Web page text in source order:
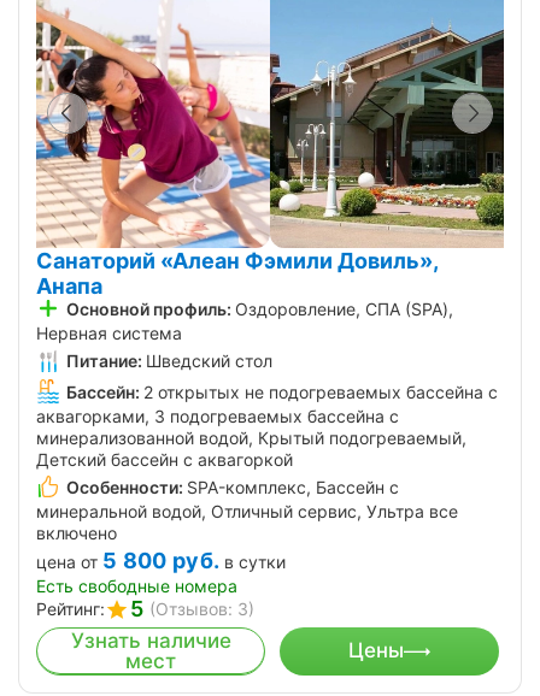
Санаторий «Алеан Фэмили Довиль»,
Анапа
Основной профиль: Оздоровление, СПА (SPA),
Нервная система
Питание: Шведский стол
Бассейн: 2 открытых не подогреваемых бассейна с
аквагорками, 3 подогреваемых бассейна с
минерализованной водой, Крытый подогреваемый,
Детский бассейн с аквагоркой
Особенности: SPA-комплекс, Бассейн с
минеральной водой, Отличный сервис, Ультра все
включено
цена от 5 800 руб. в сутки
Есть свободные номера
Рейтинг:
5 (Отзывов: 3)
Узнать наличие
мест
Цены